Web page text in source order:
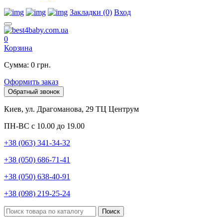
Закладки (0) Вход
0
Корзина
Сумма: 0 грн.
Оформить заказ
Обратный звонок
Киев, ул. Драгоманова, 29 ТЦ Центрум
ПН-ВС с 10.00 до 19.00
+38 (063) 341-34-32
+38 (050) 686-71-41
+38 (050) 638-40-91
+38 (098) 219-25-24
Поиск